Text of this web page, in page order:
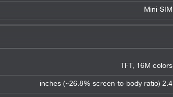
Mini-SIM
TFT, 16M colors
2.4 inches (~26.8% screen-to-body ratio)